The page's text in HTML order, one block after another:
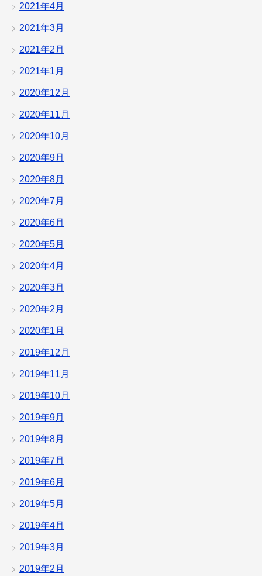
2021年4月
2021年3月
2021年2月
2021年1月
2020年12月
2020年11月
2020年10月
2020年9月
2020年8月
2020年7月
2020年6月
2020年5月
2020年4月
2020年3月
2020年2月
2020年1月
2019年12月
2019年11月
2019年10月
2019年9月
2019年8月
2019年7月
2019年6月
2019年5月
2019年4月
2019年3月
2019年2月